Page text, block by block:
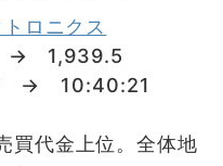
ロニクス
1,939.5
→ 10:40:21
代金上位。全体地